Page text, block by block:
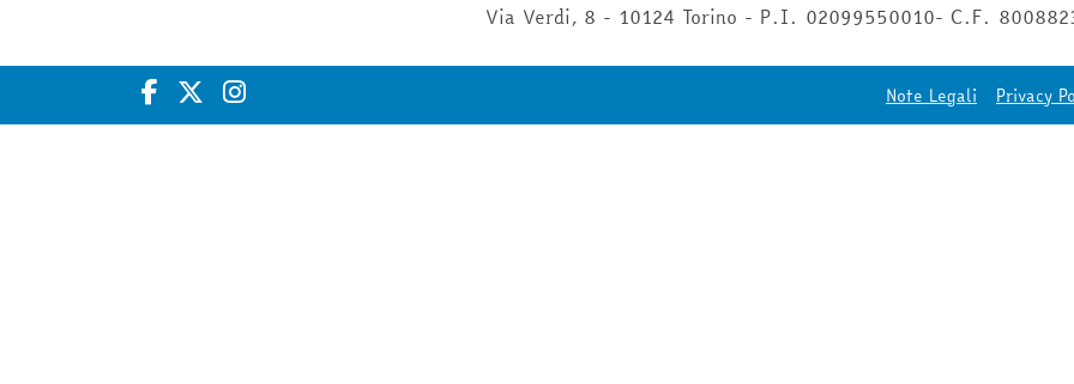
Via Verdi, 8 - 10124 Torino - P.I. 02099550010- C.F.
Note Legali Privacy